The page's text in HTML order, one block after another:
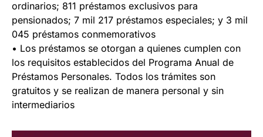
ordinarios; 811 préstamos exclusivos para
pensionados; 7 mil 217 préstamos especiales; y 3 mil
045 préstamos conmemorativos
• Los préstamos se otorgan a quienes cumplen con
los requisitos establecidos del Programa Anual de
Préstamos Personales. Todos los trámites son
gratuitos y se realizan de manera personal y sin
intermediarios